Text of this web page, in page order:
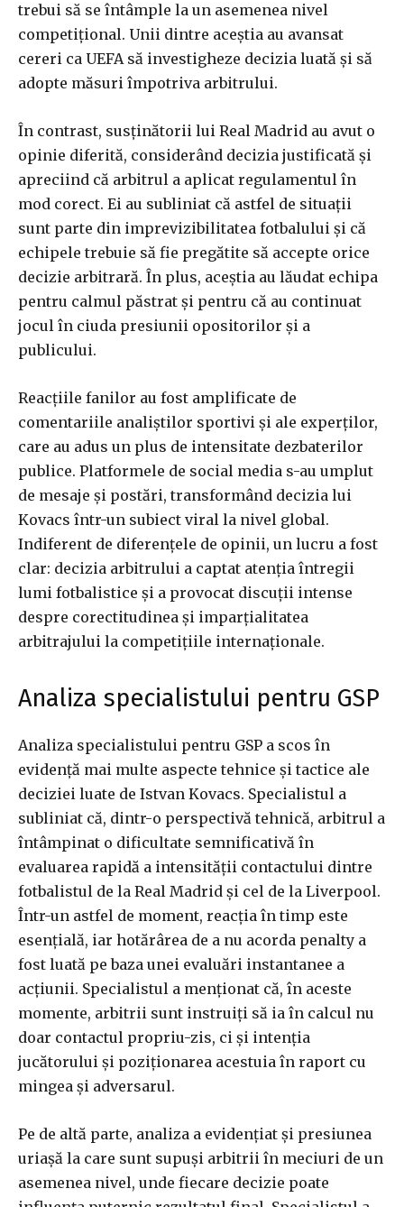
trebui să se întâmple la un asemenea nivel
competițional. Unii dintre aceștia au avansat
cereri ca UEFA să investigheze decizia luată și să
adopte măsuri împotriva arbitrului.
În contrast, susținătorii lui Real Madrid au avut o
opinie diferită, considerând decizia justificată și
apreciind că arbitrul a aplicat regulamentul în
mod corect. Ei au subliniat că astfel de situații
sunt parte din imprevizibilitatea fotbalului și că
echipele trebuie să fie pregătite să accepte orice
decizie arbitrară. În plus, aceștia au lăudat echipa
pentru calmul păstrat și pentru că au continuat
jocul în ciuda presiunii opositorilor și a
publicului.
Reacțiile fanilor au fost amplificate de
comentariile analiștilor sportivi și ale experților,
care au adus un plus de intensitate dezbaterilor
publice. Platformele de social media s-au umplut
de mesaje și postări, transformând decizia lui
Kovacs într-un subiect viral la nivel global.
Indiferent de diferențele de opinii, un lucru a fost
clar: decizia arbitrului a captat atenția întregii
lumi fotbalistice și a provocat discuții intense
despre corectitudinea și imparțialitatea
arbitrajului la competițiile internaționale.
Analiza specialistului pentru GSP
Analiza specialistului pentru GSP a scos în
evidență mai multe aspecte tehnice și tactice ale
deciziei luate de Istvan Kovacs. Specialistul a
subliniat că, dintr-o perspectivă tehnică, arbitrul a
întâmpinat o dificultate semnificativă în
evaluarea rapidă a intensității contactului dintre
fotbalistul de la Real Madrid și cel de la Liverpool.
Într-un astfel de moment, reacția în timp este
esențială, iar hotărârea de a nu acorda penalty a
fost luată pe baza unei evaluări instantanee a
acțiunii. Specialistul a menționat că, în aceste
momente, arbitrii sunt instruiți să ia în calcul nu
doar contactul propriu-zis, ci și intenția
jucătorului și poziționarea acestuia în raport cu
mingea și adversarul.
Pe de altă parte, analiza a evidențiat și presiunea
uriașă la care sunt supuși arbitrii în meciuri de un
asemenea nivel, unde fiecare decizie poate